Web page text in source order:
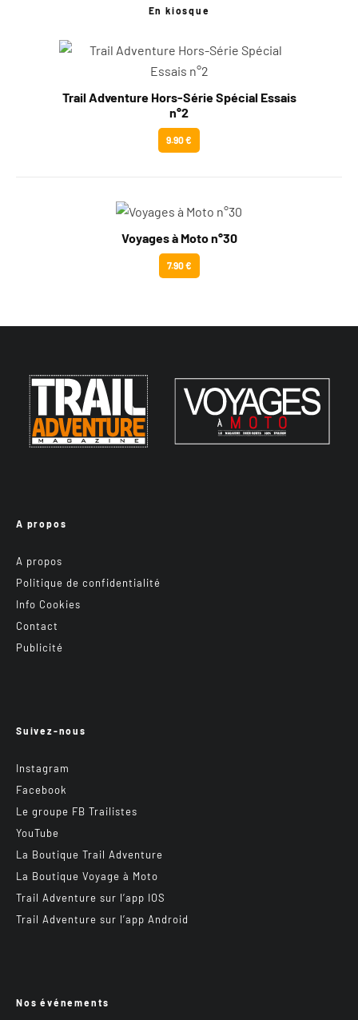
En kiosque
Trail Adventure Hors-Série Spécial Essais
n°2
9.90 €
Voyages à Moto n°30
7.90 €
A propos
A propos
Politique de confidentialité
Info Cookies
Contact
Publicité
Suivez-nous
Instagram
Facebook
Le groupe FB Trailistes
YouTube
La Boutique Trail Adventure
La Boutique Voyage à Moto
Trail Adventure sur l’app IOS
Trail Adventure sur l’app Android
Nos événements